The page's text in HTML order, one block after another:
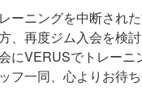
ーニングを中断され
、再度ジム入会を検
にVERUSでトレーニ
フ一同、心よりお待